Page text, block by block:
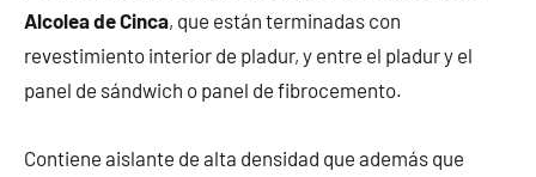
Alcolea de Cinca, que están terminadas con
revestimiento interior de pladur, y entre el pladur y el
panel de sándwich o panel de fibrocemento.
Contiene aislante de alta densidad que además que